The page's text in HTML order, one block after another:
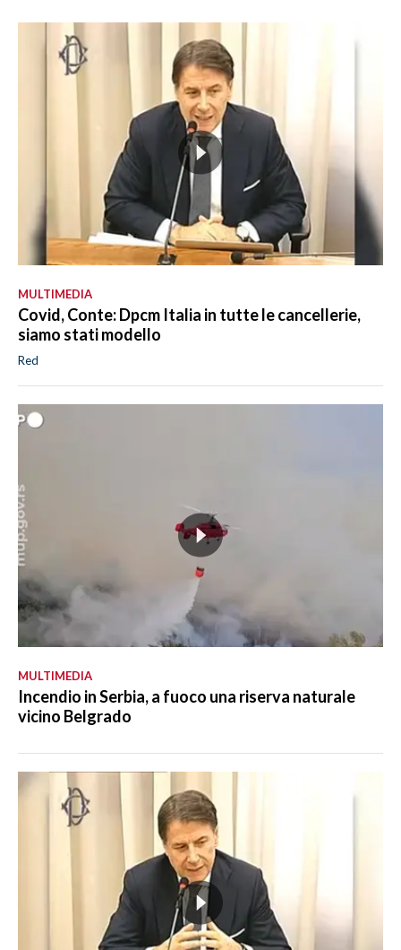
MULTIMEDIA
Covid, Conte: Dpcm Italia in tutte le cancellerie,
siamo stati modello
Red
MULTIMEDIA
Incendio in Serbia, a fuoco una riserva naturale
vicino Belgrado